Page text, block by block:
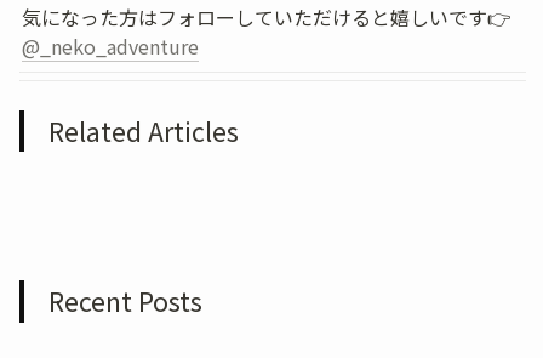
@_neko_adventure
Related Articles
Recent Posts